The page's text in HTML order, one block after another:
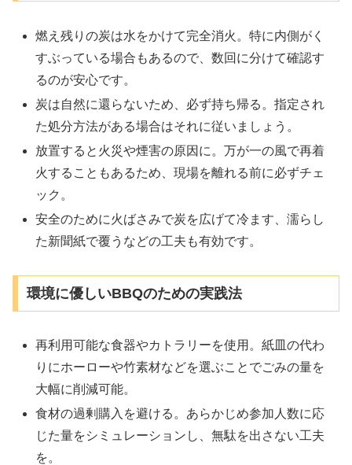
燃え残りの炭は水をかけて完全消火。特に内側がく
すぶっている場合もあるので、数回に分けて確認す
るのが安心です。
炭は自然に還らないため、必ず持ち帰る。指定され
た処分方法がある場合はそれに従いましょう。
放置すると火災や煙害の原因に。万が一の風で再着
火することもあるため、現場を離れる前に必ずチェ
ック。
安全のために火ばさみで炭を広げて冷ます、濡らし
た新聞紙で覆うなどの工夫も有効です。
環境に優しいBBQのための実践法
再利用可能な食器やカトラリーを使用。紙皿の代わ
りにホーローや竹素材などを選ぶことでごみの量を
大幅に削減可能。
食材の過剰購入を避ける。あらかじめ参加人数に応
じた量をシミュレーションし、無駄を出さない工夫
を。